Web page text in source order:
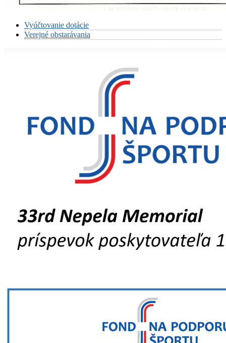
Vyúčtovanie dotácie
Verejné obstarávania